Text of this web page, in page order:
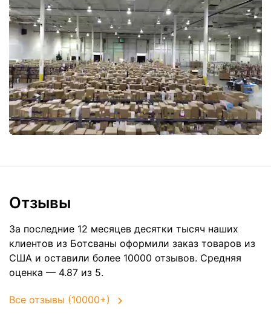
Отзывы
За последние 12 месяцев десятки тысяч наших
клиентов из Ботсваны оформили заказ товаров из
США и оставили более 10000 отзывов. Средняя
оценка — 4.87 из 5.
Все отзывы (10000+)